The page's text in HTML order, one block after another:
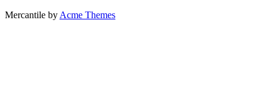
Mercantile by Acme Themes